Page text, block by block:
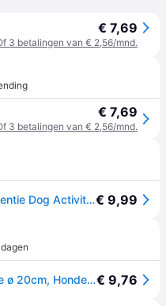
€ 7,69
3 betalingen van € 2,56/mnd.
€ 7,69
3 betalingen van € 2,56/mnd.
TRIXIE Hondenspeelgoed, intelligentie Dog Activity Strategiespel "Mini Solitair" – veeleisend intelligentiespeelgoed voor honden voor bezigheid, ø 20 cm – 32023€ 9,99
Trixie Hond Activiteit Mini Solitaire ø 20cm, Hondenspeelgoed€ 9,76